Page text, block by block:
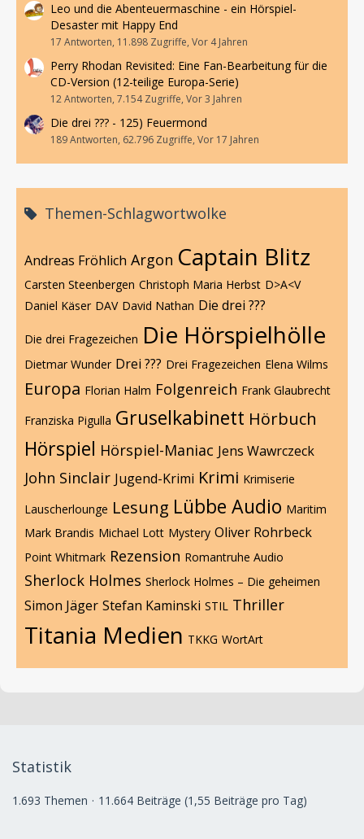
Leo und die Abenteuermaschine - ein Hörspiel-
Desaster mit Happy End
17 Antworten, 11.898 Zugriffe, Vor 4 Jahren
Perry Rhodan Revisited: Eine Fan-Bearbeitung für die
CD-Version (12-teilige Europa-Serie)
12 Antworten, 7.154 Zugriffe, Vor 3 Jahren
Die drei ??? - 125) Feuermond
189 Antworten, 62.796 Zugriffe, Vor 17 Jahren
Themen-Schlagwortwolke
Andreas Fröhlich Argon Captain Blitz
Carsten Steenbergen Christoph Maria Herbst D>A<V
Daniel Käser DAV David Nathan Die drei ???
Die drei Fragezeichen Die Hörspielhölle
Dietmar Wunder Drei ??? Drei Fragezeichen Elena Wilms
Europa Florian Halm Folgenreich Frank Glaubrecht
Franziska Pigulla Gruselkabinett Hörbuch
Hörspiel Hörspiel-Maniac Jens Wawrczeck
John Sinclair Jugend-Krimi Krimi Krimiserie
Lauscherlounge Lesung Lübbe Audio Maritim
Mark Brandis Michael Lott Mystery Oliver Rohrbeck
Point Whitmark Rezension Romantruhe Audio
Sherlock Holmes Sherlock Holmes – Die geheimen
Simon Jäger Stefan Kaminski STIL Thriller
Titania Medien TKKG WortArt
Statistik
1.693 Themen 11.664 Beiträge (1,55 Beiträge pro Tag)